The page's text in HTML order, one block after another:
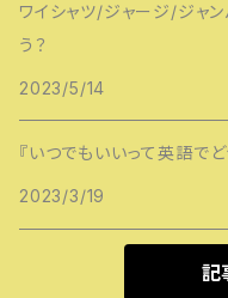
ワイシャツ/ジャージ/ジャ
う？
2023/5/14
『いつでもいいって英語でど
2023/3/19
記